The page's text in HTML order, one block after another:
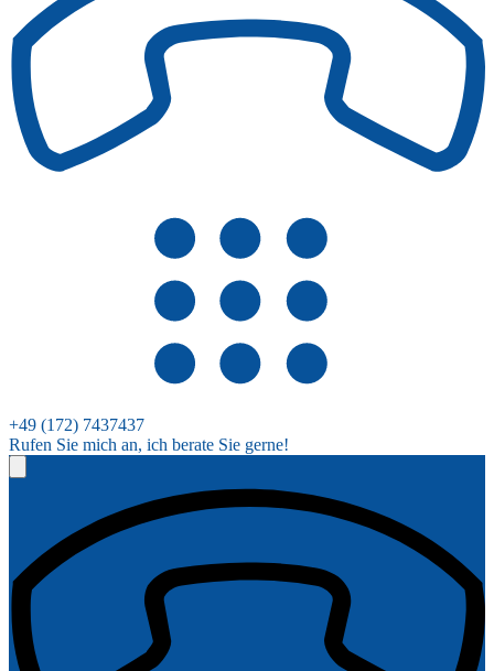
+49 (172) 7437437
Rufen Sie mich an, ich berate Sie gerne!